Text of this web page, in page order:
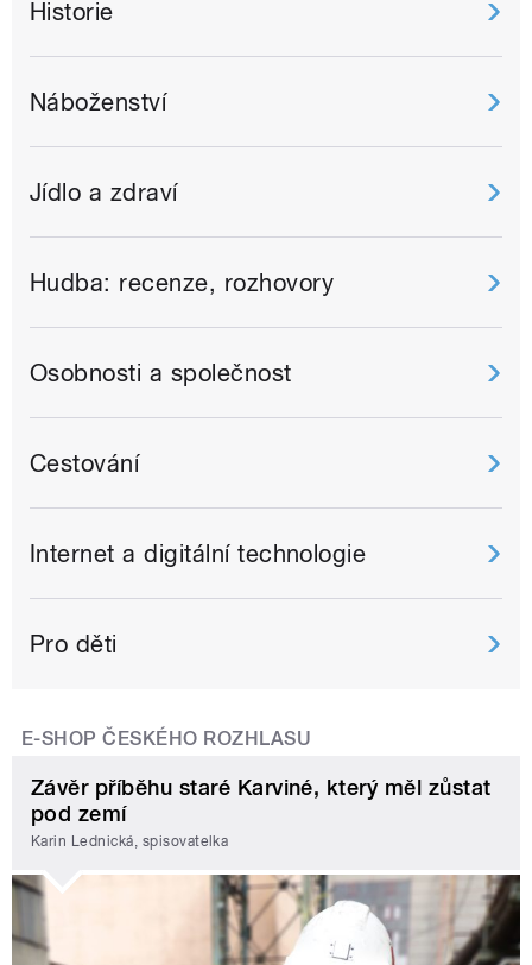
Historie
Náboženství
Jídlo a zdraví
Hudba: recenze, rozhovory
Osobnosti a společnost
Cestování
Internet a digitální technologie
Pro děti
E-SHOP ČESKÉHO ROZHLASU
Závěr příběhu staré Karviné, který měl zůstat
pod zemí
Karin Lednická, spisovatelka